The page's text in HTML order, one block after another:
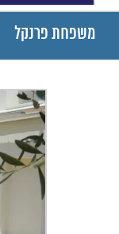
משפחת פרנקל